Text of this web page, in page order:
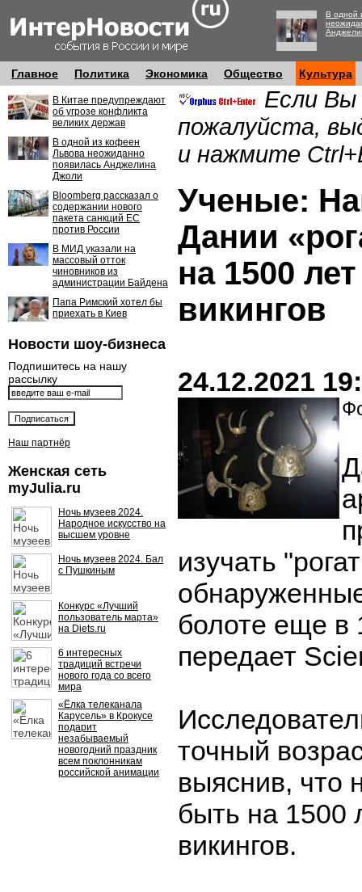
В одной
Главное Политика Экономика Общество Культура
В Китае предупреждают
об угрозе конфликта
великих держав
В одной из кофеен
Львова неожиданно
появилась Анджелина
Джоли
Bloomberg рассказал о
содержании нового
пакета санкций ЕС
против России
В МИД указали на
массовый отток
чиновников из
администрации Байдена
Папа Римский хотел бы
приехать в Киев
Новости шоу-бизнеса
Подпишитесь на нашу
рассылку
Наш партнёр
Женская сеть
myJulia.ru
Ночь музеев 2024.
Народное искусство на
высшем уровне
Ночь музеев 2024. Бал
с Пушкиным
Конкурс «Лучший
пользователь марта»
на Diets.ru
6 интересных
традиций встречи
нового года со всего
мира
«Ёлка телеканала
Карусель» в Крокусе
подарит
незабываемый
новогодний праздник
всем поклонникам
российской анимации
Если Вы
пожалуйста,
и нажмите
Ученые:
Дании
на 1500
викингов
24.12.2021
изучать
болоте еще в
передает
точный
выяснив, что
быть на 1500
викингов.